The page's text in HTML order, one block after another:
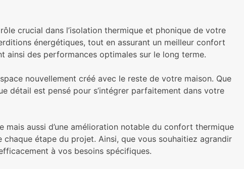
crucial dans l’isolation thermique et phonique de votre
énergétiques, tout en assurant un meilleur confort
ainsi des performances optimales sur le long terme.
nouvellement créé avec le reste de votre maison. Que
détail est pensé pour s’intégrer parfaitement dans votre
mais aussi d’une amélioration notable du confort thermique
étape du projet. Ainsi, que vous souhaitiez agrandir
à vos besoins spécifiques.